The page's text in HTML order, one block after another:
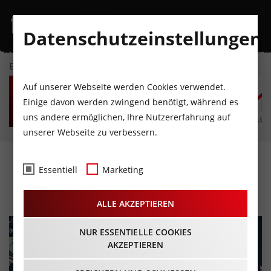
EVENTKALENDER
SA
8
AUGUST
SO
9
AUGUST
MO
10
AUGUST
DI
11
AUGUST
MI
12
AUGUST
KRAPOLDI FESTIVAL
29.08.2023 - Beginn 10:00 Uhr
Datenschutzeinstellungen
Auf unserer Webseite werden Cookies verwendet.
Einige davon werden zwingend benötigt, während es
uns andere ermöglichen, Ihre Nutzererfahrung auf
unserer Webseite zu verbessern.
Essentiell Marketing
ALLE AKZEPTIEREN
NUR ESSENTIELLE COOKIES
AKZEPTIEREN